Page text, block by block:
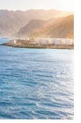
φοιτητές του